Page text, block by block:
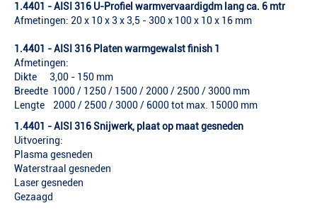
1.4401 - AISI 316 U-Profiel warmvervaardigdm lang ca. 6 mtr
Afmetingen: 20 x 10 x 3 x 3,5 - 300 x 100 x 10 x 16 mm
1.4401 - AISI 316 Platen warmgewalst finish 1
Afmetingen:
Dikte 3,00 - 150 mm
Breedte 1000 / 1250 / 1500 / 2000 / 2500 / 3000 mm
Lengte 2000 / 2500 / 3000 / 6000 tot max. 15000 mm
1.4401 - AISI 316 Snijwerk, plaat op maat gesneden
Uitvoering:
Plasma gesneden
Waterstraal gesneden
Laser gesneden
Gezaagd